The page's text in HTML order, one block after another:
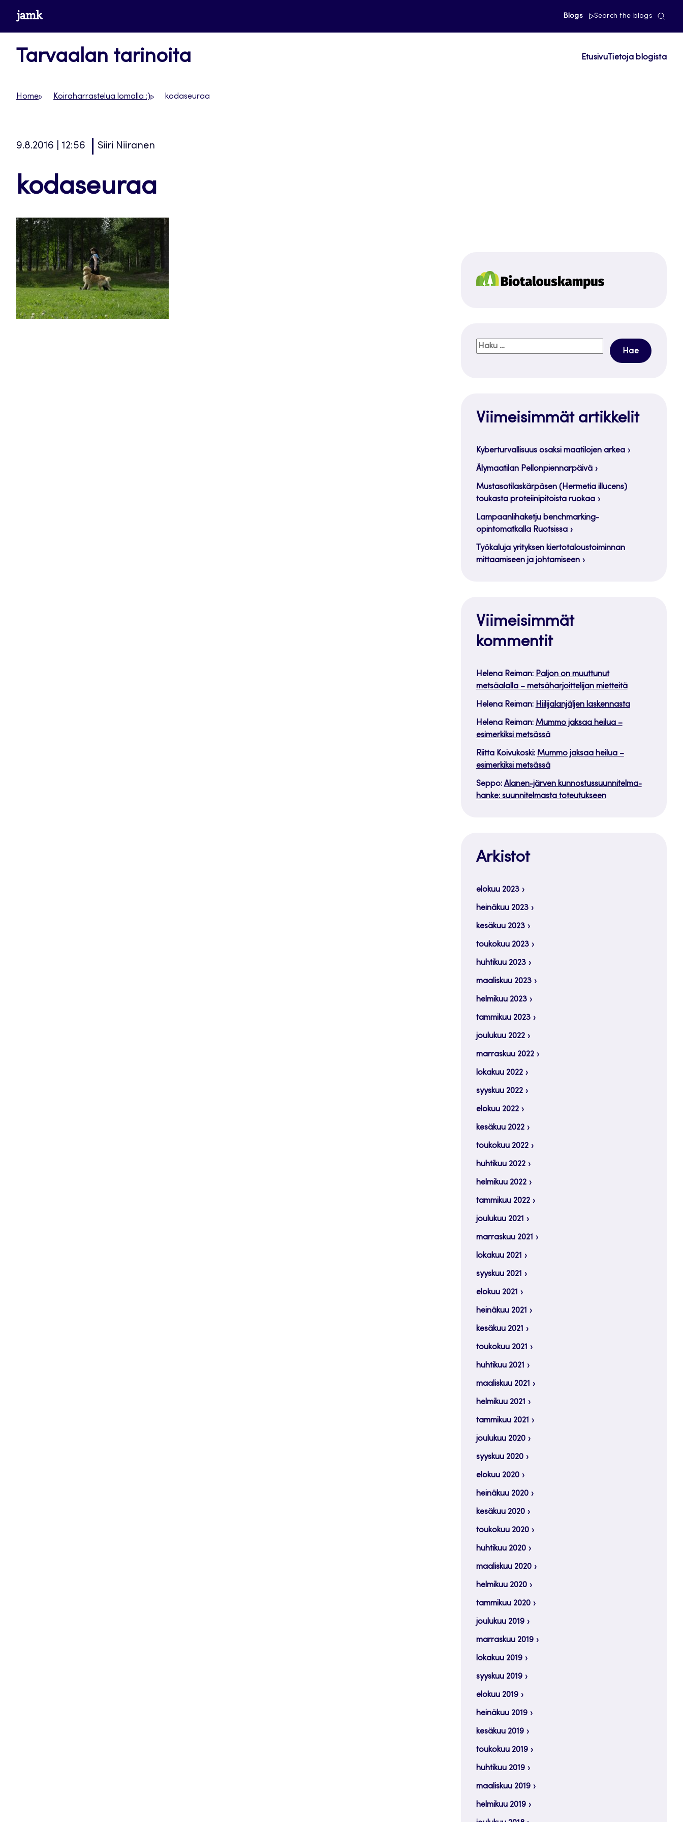
Siirrywww.jamk.fi Blogs Search the blogs
Tarvaalan tarinoita EtusivuTietoja blogista
Home Koiraharrastelua lomalla :) kodaseuraa
9.8.2016 | 12:56 Siiri Niiranen
kodaseuraa
Haku:
Viimeisimmät artikkelit
Kyberturvallisuus osaksi maatilojen arkea
Älymaatilan Pellonpiennarpäivä
Mustasotilaskärpäsen (Hermetia illucens)
toukasta proteiinipitoista ruokaa
Lampaanlihaketju benchmarking-
opintomatkalla Ruotsissa
Työkaluja yrityksen kiertotaloustoiminnan
mittaamiseen ja johtamiseen
Viimeisimmät
kommentit
Helena Reiman: Paljon on muuttunut
metsäalalla – metsäharjoittelijan mietteitä
Helena Reiman: Hiilijalanjäljen laskennasta
Helena Reiman: Mummo jaksaa heilua –
esimerkiksi metsässä
Riitta Koivukoski: Mummo jaksaa heilua –
esimerkiksi metsässä
Seppo: Alanen-järven kunnostussuunnitelma-
hanke: suunnitelmasta toteutukseen
Arkistot
elokuu 2023
heinäkuu 2023
kesäkuu 2023
toukokuu 2023
huhtikuu 2023
maaliskuu 2023
helmikuu 2023
tammikuu 2023
joulukuu 2022
marraskuu 2022
lokakuu 2022
syyskuu 2022
elokuu 2022
kesäkuu 2022
toukokuu 2022
huhtikuu 2022
helmikuu 2022
tammikuu 2022
joulukuu 2021
marraskuu 2021
lokakuu 2021
syyskuu 2021
elokuu 2021
heinäkuu 2021
kesäkuu 2021
toukokuu 2021
huhtikuu 2021
maaliskuu 2021
helmikuu 2021
tammikuu 2021
joulukuu 2020
syyskuu 2020
elokuu 2020
heinäkuu 2020
kesäkuu 2020
toukokuu 2020
huhtikuu 2020
maaliskuu 2020
helmikuu 2020
tammikuu 2020
joulukuu 2019
marraskuu 2019
lokakuu 2019
syyskuu 2019
elokuu 2019
heinäkuu 2019
kesäkuu 2019
toukokuu 2019
huhtikuu 2019
maaliskuu 2019
helmikuu 2019